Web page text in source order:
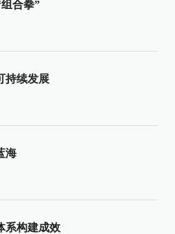
合拳”
持续发展
海
系构建成效